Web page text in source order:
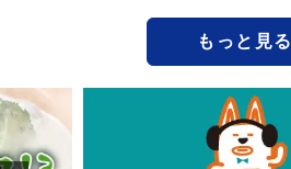
もっと見る